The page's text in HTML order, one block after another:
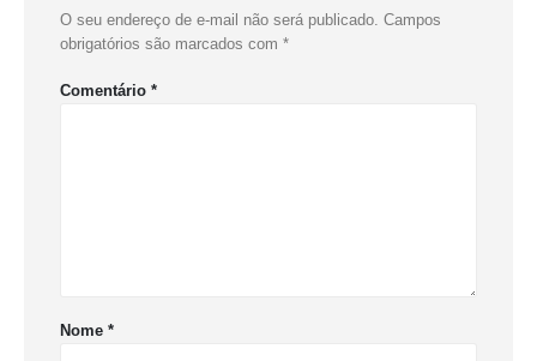
O seu endereço de e-mail não será publicado. Campos
obrigatórios são marcados com *
Comentário *
Nome *